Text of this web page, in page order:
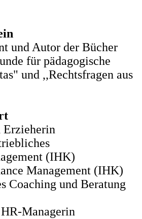
und Autor der Bücher
für pädagogische
und ,,Rechtsfragen aus
Erzieherin
(IHK)
Management (IHK)
Coaching und Beratung
Managerin